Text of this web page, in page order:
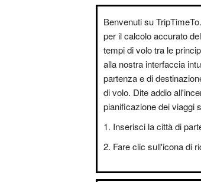
Benvenuti su
per il calcolo accurato
tempi di volo tra le
alla nostra interfaccia
partenza e di
di volo. Dite addio
pianificazione dei viaggi
Inserisci la città di
Fare clic sull'icona di